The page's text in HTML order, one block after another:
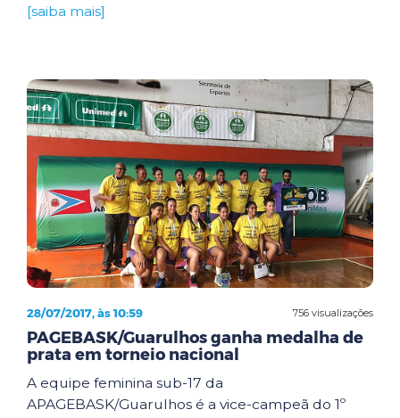
[saiba mais]
756 visualizações
28/07/2017, às 10:59
PAGEBASK/Guarulhos ganha medalha de
prata em torneio nacional
A equipe feminina sub-17 da
APAGEBASK/Guarulhos é a vice-campeã do 1º